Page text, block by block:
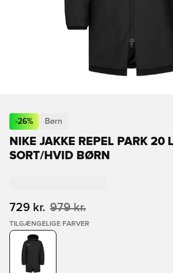
-26% Børn
NIKE JAKKE REPEL PARK 20
SORT/HVID BØRN
729 kr. 979 kr.
TILGÆNGELIGE FARVER